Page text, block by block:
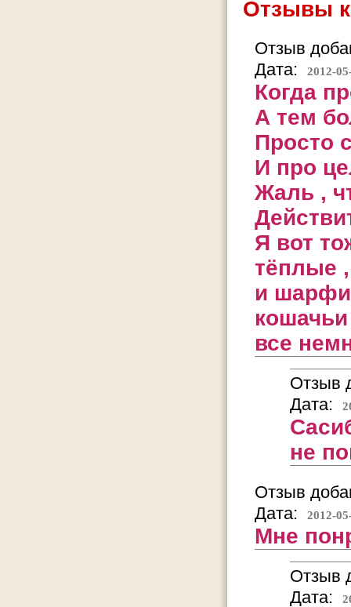
Отзывы
Отзыв
Дата:
2012-
Когда
А тем
Просто
И про
Жаль ,
Я вот
тёплые ,
и
все
Отзыв
Дата:
не
Отзыв
Дата:
2012-
Мне
Отзыв
Дата: